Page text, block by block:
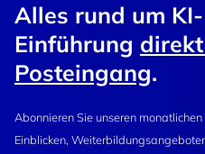
Alles rund um KI-
Einführung
Posteingang.
Abonnieren Sie unseren
Einblicken,